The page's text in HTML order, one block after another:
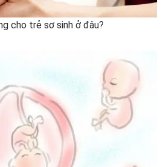
cho trẻ sơ sinh ở đâu?